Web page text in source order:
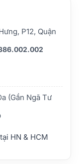
P12, Quận
(Gần Ngã Tư
HN & HCM